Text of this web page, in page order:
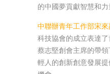
的中國夢貢獻智慧和力
中聯辦青年工作部宋
科技協會的成立表達
蔡志堅創會主席的帶
輕人的創新創意發展